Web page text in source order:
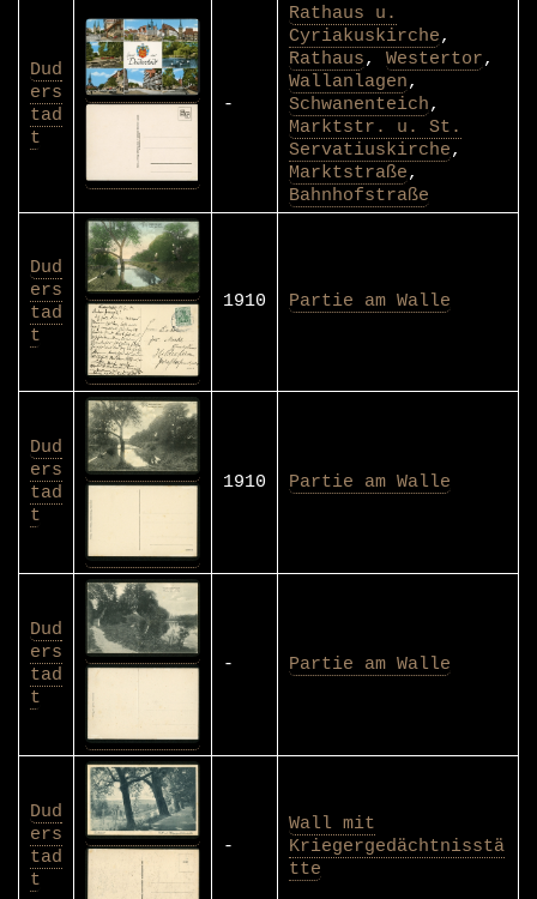
Dud
ers
tad
t
-
Rathaus u.
Cyriakuskirche,
Rathaus, Westertor,
Wallanlagen,
Schwanenteich,
Marktstr. u. St.
Servatiuskirche,
Marktstraße,
Bahnhofstraße
Dud
ers
tad
t
1910 Partie am Walle
Dud
ers
tad
t
1910 Partie am Walle
Dud
ers
tad
t
- Partie am Walle
Dud
ers
tad
t
-
Wall mit
Kriegergedächtnisstä
tte